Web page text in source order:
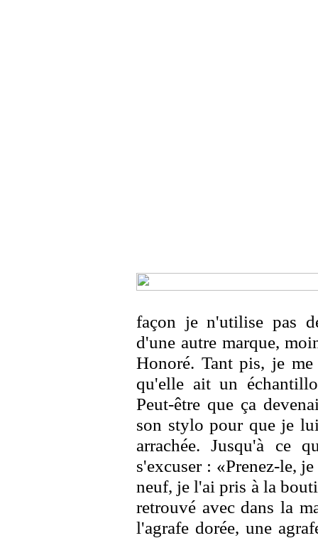
façon je n'utilise pas
d'une autre marque,
Honoré. Tant pis, je
qu'elle ait un
Peut-être que ça
son stylo pour que je
arrachée. Jusqu'à ce
s'excuser : «Prenez-le,
neuf, je l'ai pris à la
retrouvé avec dans la
l'agrafe dorée, une